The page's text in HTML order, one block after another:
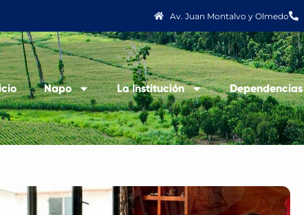
Av. Juan Montalvo y Olmedo
Napo La Institución Dependencias